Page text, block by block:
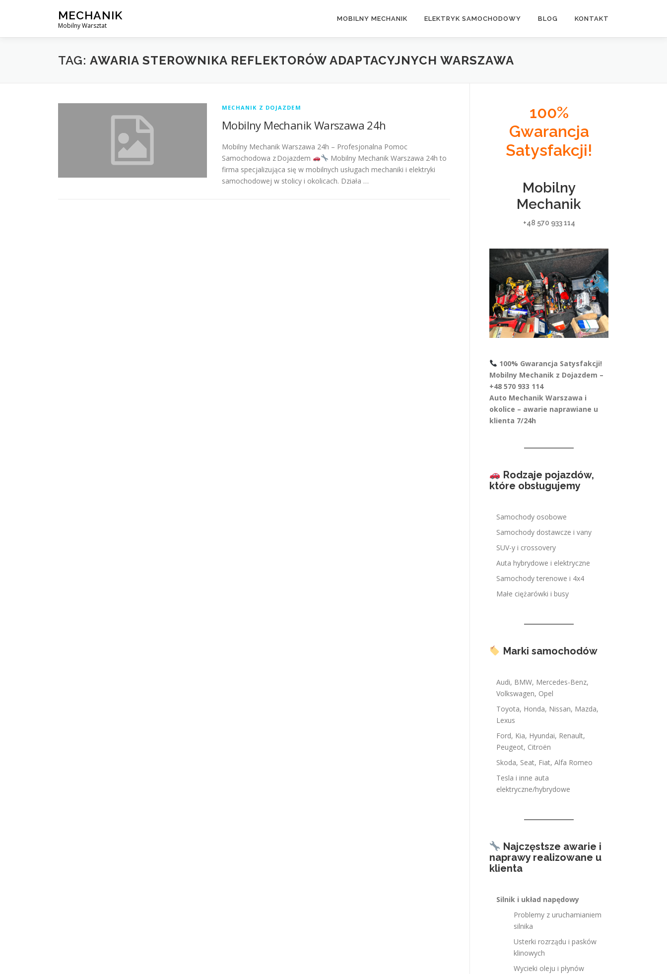
MECHANIK
Mobilny Warsztat
MOBILNY MECHANIK ELEKTRYK SAMOCHODOWY BLOG KONTAKT
TAG: AWARIA STEROWNIKA REFLEKTORÓW ADAPTACYJNYCH WARSZAWA
MECHANIK Z DOJAZDEM
Mobilny Mechanik Warszawa 24h
Mobilny Mechanik Warszawa 24h – Profesjonalna Pomoc
Samochodowa z Dojazdem
Mobilny Mechanik Warszawa 24h to
firma specjalizująca się w mobilnych usługach mechaniki i elektryki
samochodowej w stolicy i okolicach. Działa …
100%
Gwarancja
Satysfakcji!
Mobilny
Mechanik
+48 570 933 114
100% Gwarancja Satysfakcji!
Mobilny Mechanik z Dojazdem –
+48 570 933 114
Auto Mechanik Warszawa i
okolice – awarie naprawiane u
klienta 7/24h
Rodzaje pojazdów,
które obsługujemy
Samochody osobowe
Samochody dostawcze i vany
SUV-y i crossovery
Auta hybrydowe i elektryczne
Samochody terenowe i 4x4
Małe ciężarówki i busy
Marki samochodów
Audi, BMW, Mercedes-Benz,
Volkswagen, Opel
Toyota, Honda, Nissan, Mazda,
Lexus
Ford, Kia, Hyundai, Renault,
Peugeot, Citroën
Skoda, Seat, Fiat, Alfa Romeo
Tesla i inne auta
elektryczne/hybrydowe
Najczęstsze awarie i
naprawy realizowane u
klienta
Silnik i układ napędowy
Problemy z uruchamianiem
silnika
Usterki rozrządu i pasków
klinowych
Wycieki oleju i płynów